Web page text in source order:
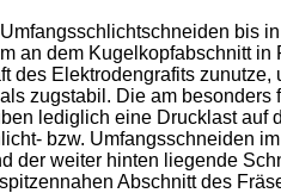
bis
an dem Kugelkopfabschnitt
des Elektrodengrafits
zugstabil. Die am
lediglich eine Drucklast
bzw. Umfangsschneiden
der weiter hinten liegende
Abschnitt des